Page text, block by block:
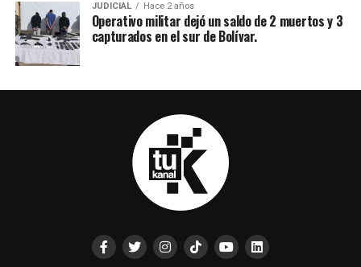
JUDICIAL Hace 2 años
Operativo militar dejó un saldo de 2 muertos y 3
capturados en el sur de Bolívar.